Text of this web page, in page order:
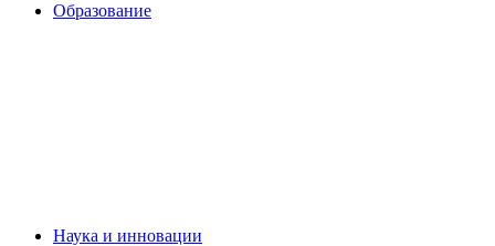
Образование
Наука и инновации